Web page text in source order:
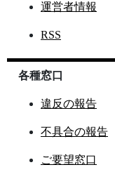
運営者情報
RSS
各種窓口
違反の報告
不具合の報告
ご要望窓口